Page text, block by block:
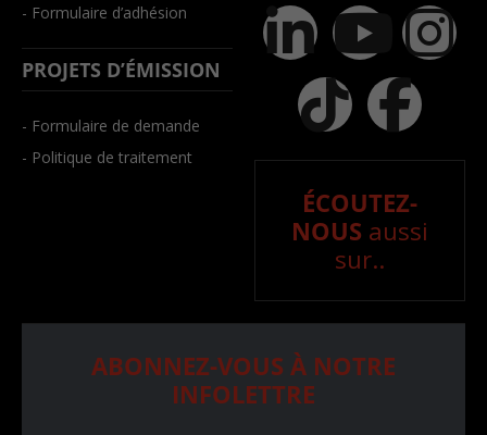
- Formulaire d’adhésion
PROJETS D’ÉMISSION
- Formulaire de demande
- Politique de traitement
ÉCOUTEZ-
NOUS aussi
sur..
ABONNEZ-VOUS À NOTRE
INFOLETTRE